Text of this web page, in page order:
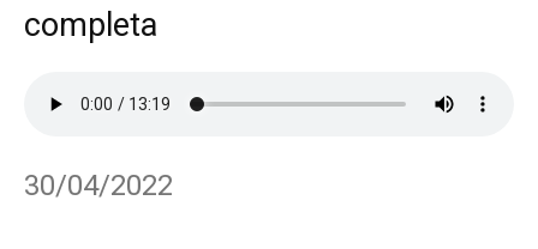
completa
30/04/2022